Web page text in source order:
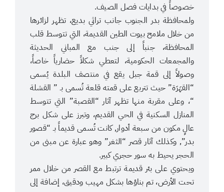
خصوصاً في بدايات فصل الصيف.
ولمحافظة بدر الجنوب جانب تراثي بديع، تظهر لزائرها
من خلال ملامح بيوت الطين القديمة، التي تتوسط قلب
المحافظة، جنباً إلى جنب مع المباني الحديثة
والمجمعات الحكومية، لتعطي شكلاً حضارياً خاصاً،
وصولاً إلى قمة جبل يقع في منتصف البلدة يُسمى
“القهَرَة” حيث تتربع على قمته قلعة تُسمى بـ ” القشلة
“، وعلى مقربة منها تظهر آثار “القصبة” التي تتوسط
المنازل السكنية في الحي القديم، وتبرز على شكل برج
عالٍ مكون من سبعة أدوار, كانت تُسمى قديماً بـ “قصور
بدر”, وكذلك آثار قصر “الثغر” وهو عبارة عن مبنى من
الحجر يحيط به سور حجري كبير.
ويحتوي على بئر قديمة ترتبط مع القصر من خلال ممر
تحت الأرض، تم بناؤها بشكل مهيب ودقيق، إضافة إلى